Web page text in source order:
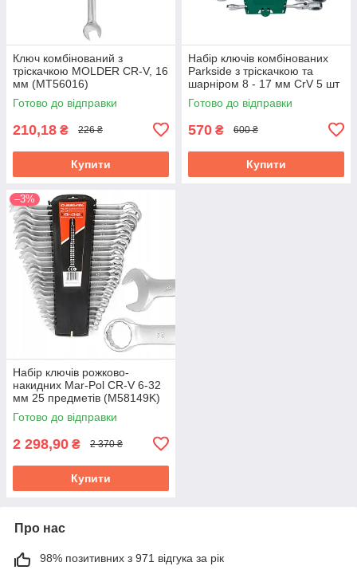
Ключ комбінований з
тріскачкою MOLDER CR-V, 16
мм (MT56016)
Готово до відправки
210,18 ₴ 226 ₴
Купити
Набір ключів комбінованих
Parkside з тріскачкою та
шарніром 8 - 17 мм CrV 5 шт
(8096332/A)
Готово до відправки
570 ₴ 600 ₴
Купити
–3%
Набір ключів рожково-
накидних Mar-Pol CR-V 6-32
мм 25 предметів (M58149K)
Готово до відправки
2 298,90 ₴ 2 370 ₴
Купити
Про нас
98% позитивних з 971 відгука за рік